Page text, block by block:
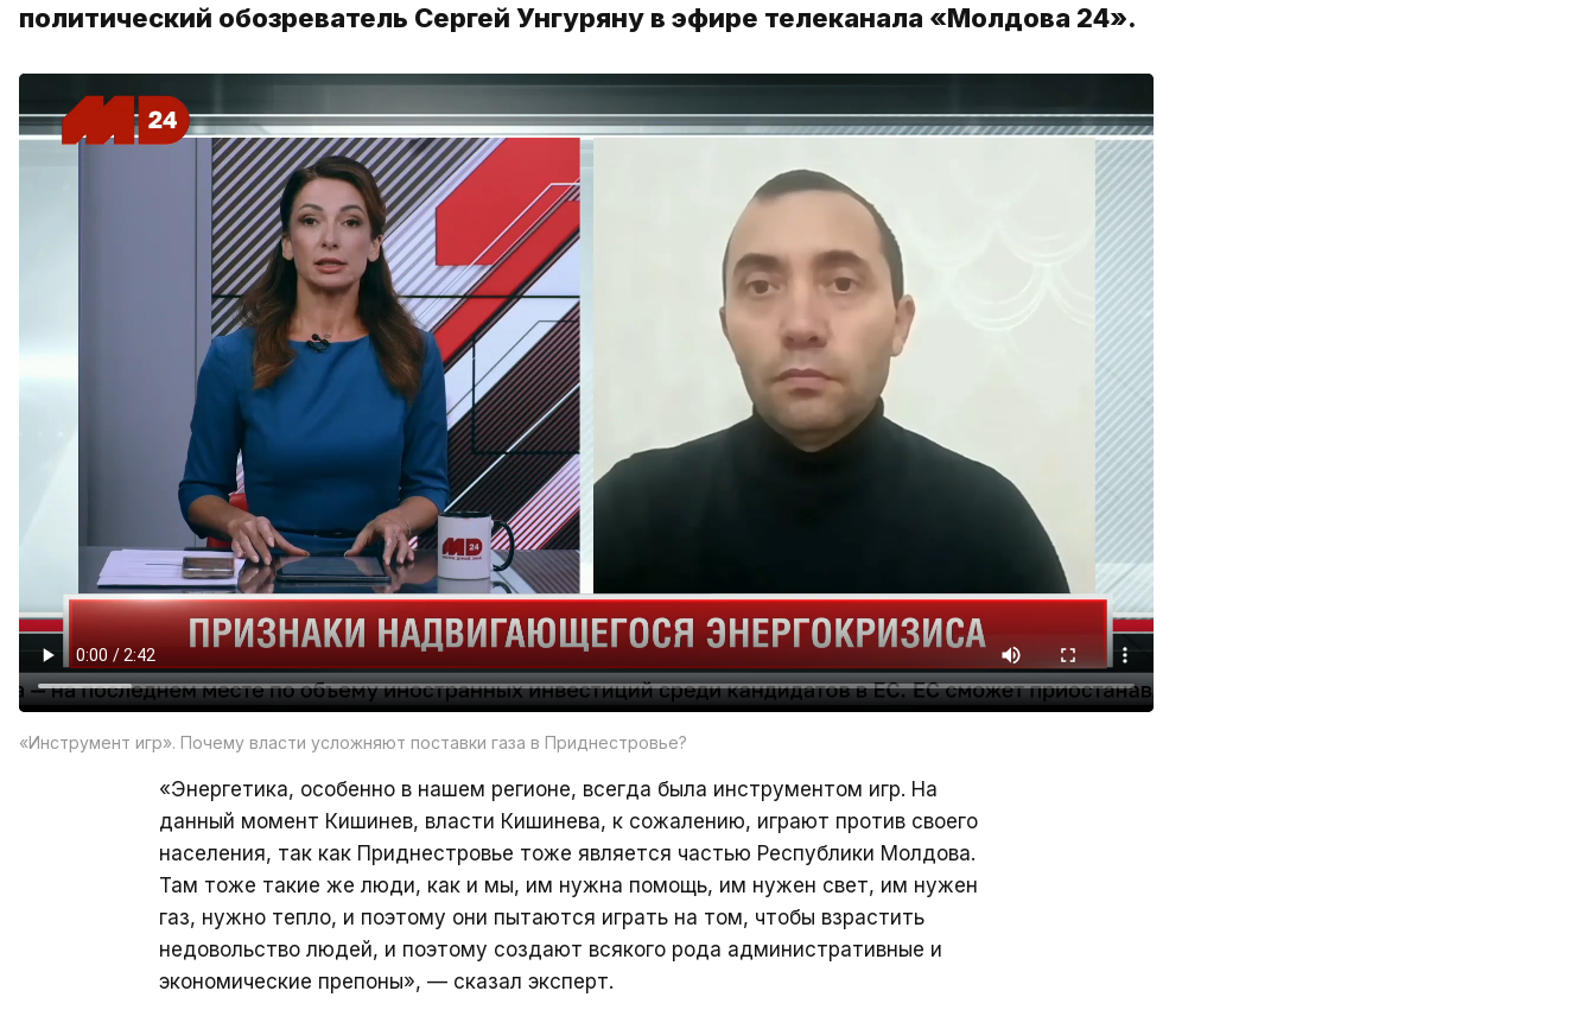
политический обозреватель Сергей Унгуряну в эфире телеканала «Молдова 24».
«Инструмент игр». Почему власти усложняют поставки газа в Приднестровье?
«Энергетика, особенно в нашем регионе, всегда была инструментом игр. На
данный момент Кишинев, власти Кишинева, к сожалению, играют против своего
населения, так как Приднестровье тоже является частью Республики Молдова.
Там тоже такие же люди, как и мы, им нужна помощь, им нужен свет, им нужен
газ, нужно тепло, и поэтому они пытаются играть на том, чтобы взрастить
недовольство людей, и поэтому создают всякого рода административные и
экономические препоны», — сказал эксперт.